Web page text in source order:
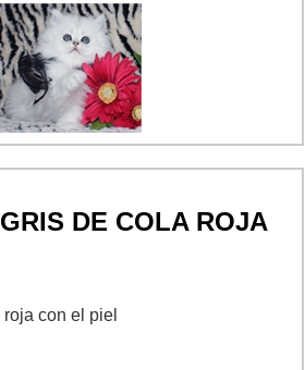
DE COLA ROJA
con el piel